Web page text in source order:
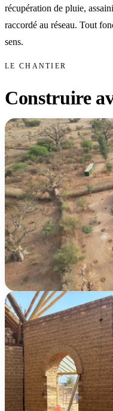
récupération de pluie,
raccordé au réseau. Tout
sens.
LE CHANTIER
Construire